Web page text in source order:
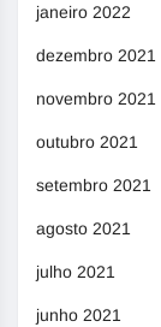
janeiro 2022
dezembro 2021
novembro 2021
outubro 2021
setembro 2021
agosto 2021
julho 2021
junho 2021